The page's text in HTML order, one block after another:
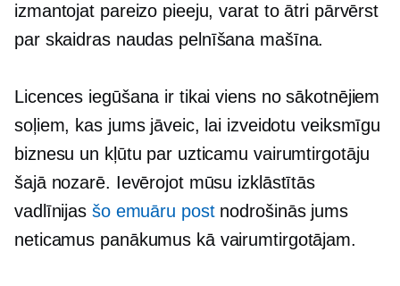
izmantojat pareizo pieeju, varat to ātri pārvērst
par skaidras naudas pelnīšana mašīna.
Licences iegūšana ir tikai viens no sākotnējiem
soļiem, kas jums jāveic, lai izveidotu veiksmīgu
biznesu un kļūtu par uzticamu vairumtirgotāju
šajā nozarē. Ievērojot mūsu izklāstītās
vadlīnijas šo emuāru postnodrošinās jums
neticamus panākumus kā vairumtirgotājam.